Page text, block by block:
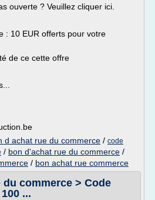
ouverte ? Veuillez cliquer ici.
: 10 EUR offerts pour votre
de ce cette offre
d achat rue du commerce / code
/ bon d'achat rue du commerce /
/ bon achat rue commerce
commerce > Code
...